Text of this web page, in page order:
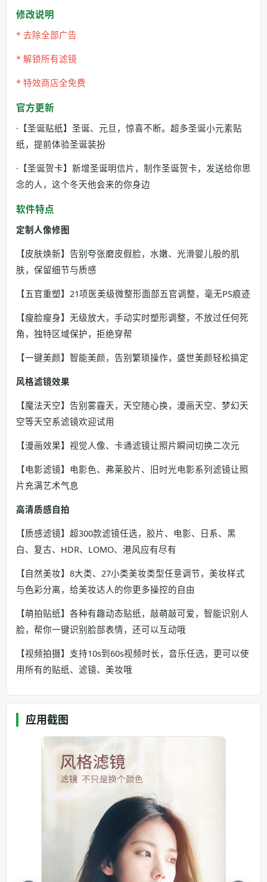
修改说明
* 去除全部广告
* 解锁所有滤镜
* 特效商店全免费
官方更新
·【圣诞贴纸】圣诞、元旦，惊喜不断。超多圣诞小元素贴
纸，提前体验圣诞装扮
·【圣诞贺卡】新增圣诞明信片，制作圣诞贺卡，发送给你思
念的人，这个冬天他会来的你身边
软件特点
定制人像修图
【皮肤焕新】告别夸张磨皮假脸，水嫩、光滑婴儿般的肌
肤，保留细节与质感
【五官重塑】21项医美级微整形面部五官调整，毫无PS痕迹
【瘦脸瘦身】无级放大，手动实时塑形调整，不放过任何死
角，独特区域保护，拒绝穿帮
【一键美颜】智能美颜，告别繁琐操作，盛世美颜轻松搞定
风格滤镜效果
【魔法天空】告别雾霾天，天空随心换，漫画天空、梦幻天
空等天空系滤镜欢迎试用
【漫画效果】视觉人像、卡通滤镜让照片瞬间切换二次元
【电影滤镜】电影色、弗莱胶片、旧时光电影系列滤镜让照
片充满艺术气息
高清质感自拍
【质感滤镜】超300款滤镜任选，胶片、电影、日系、黑
白、复古、HDR、LOMO、港风应有尽有
【自然美妆】8大类、27小类美妆类型任意调节，美妆样式
与色彩分离，给美妆达人的你更多操控的自由
【萌拍贴纸】各种有趣动态贴纸，敲萌敲可爱，智能识别人
脸，帮你一键识别脸部表情，还可以互动哦
【视频拍摄】支持10s到60s视频时长，音乐任选，更可以使
用所有的贴纸、滤镜、美妆哦
应用截图